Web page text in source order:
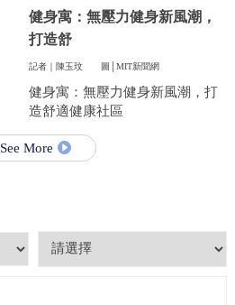
藉。當愛寵的生命走到盡頭時，
飼主們往往陷入深深的悲傷，而
如何讓他們走得體面、安心，成
的訴求。
健身寓：無壓力健身新風潮，
打造舒
記者｜陳玉玟 圖│MIT新聞網
健身寓：無壓力健身新風潮，打
造舒適健康社區
See More